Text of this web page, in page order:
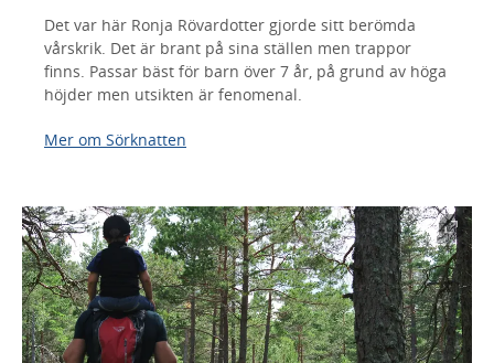
Det var här Ronja Rövardotter gjorde sitt berömda
vårskrik. Det är brant på sina ställen men trappor
finns. Passar bäst för barn över 7 år, på grund av höga
höjder men utsikten är fenomenal.
Mer om Sörknatten